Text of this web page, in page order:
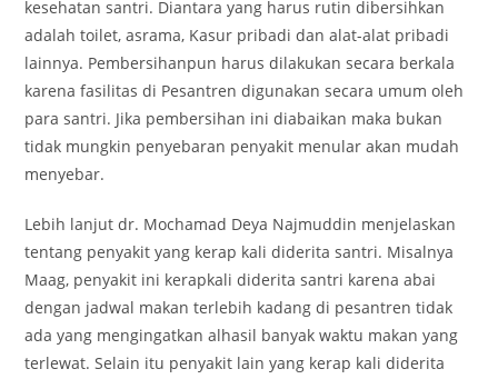
kesehatan santri. Diantara yang harus rutin dibersihkan
adalah toilet, asrama, Kasur pribadi dan alat-alat pribadi
lainnya. Pembersihanpun harus dilakukan secara berkala
karena fasilitas di Pesantren digunakan secara umum oleh
para santri. Jika pembersihan ini diabaikan maka bukan
tidak mungkin penyebaran penyakit menular akan mudah
menyebar.
Lebih lanjut dr. Mochamad Deya Najmuddin menjelaskan
tentang penyakit yang kerap kali diderita santri. Misalnya
Maag, penyakit ini kerapkali diderita santri karena abai
dengan jadwal makan terlebih kadang di pesantren tidak
ada yang mengingatkan alhasil banyak waktu makan yang
terlewat. Selain itu penyakit lain yang kerap kali diderita